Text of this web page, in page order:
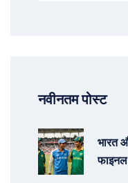
नवीनतम पोस्ट
भारत